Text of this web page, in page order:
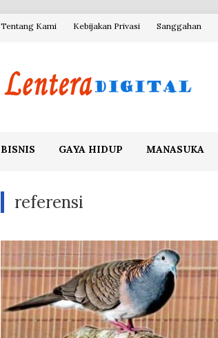
Tentang Kami Kebijakan Privasi Sanggahan
BISNIS GAYA HIDUP MANASUKA
referensi